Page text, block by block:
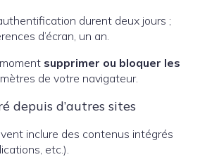
durent deux jours ;
d’écran, un an.
supprimer ou bloquer les
de votre navigateur.
depuis d’autres sites
inclure des contenus intégrés
etc.).